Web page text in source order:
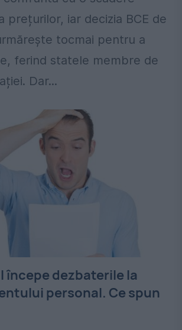
prețurilor, iar decizia BCE de
tocmai pentru a
ferind statele membre de
Dar...
începe dezbaterile la
personal. Ce spun